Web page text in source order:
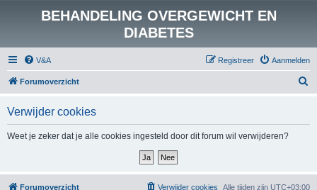
BEHANDELING OVERGEWICHT EN
DIABETES
V&A Aanmelden
Registreer
Forumoverzicht
Verwijder cookies
Weet je zeker dat je alle cookies ingesteld door dit forum wil verwijderen?
Forumoverzicht Alle tijden zijn UTC+03:00
Verwijder cookies